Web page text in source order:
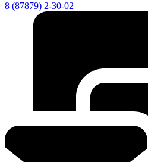
8 (87879) 2-30-02